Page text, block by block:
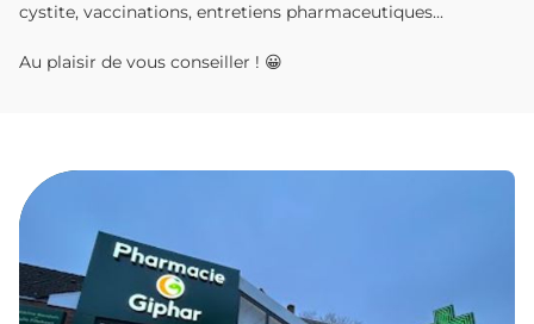
cystite, vaccinations, entretiens pharmaceutiques...
Au plaisir de vous conseiller ! 😀